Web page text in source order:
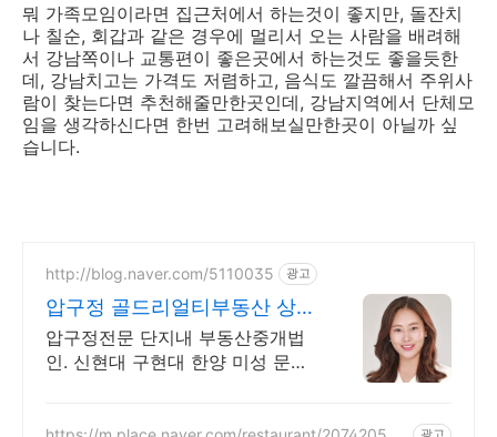
뭐 가족모임이라면 집근처에서 하는것이 좋지만, 돌잔치
나 칠순, 회갑과 같은 경우에 멀리서 오는 사람을 배려해
서 강남쪽이나 교통편이 좋은곳에서 하는것도 좋을듯한
데, 강남치고는 가격도 저렴하고, 음식도 깔끔해서 주위사
람이 찾는다면 추천해줄만한곳인데, 강남지역에서 단체모
임을 생각하신다면 한번 고려해보실만한곳이 아닐까 싶
습니다.
http://blog.naver.com/5110035 광고
압구정 골드리얼티부동산 상담
환영 T 511-0035
압구정전문 단지내 부동산중개법
인. 신현대 구현대 한양 미성 문의